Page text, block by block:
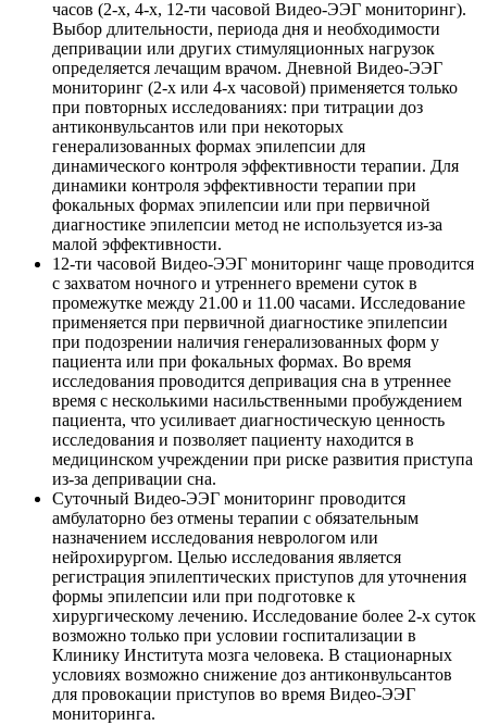
часов (2-х, 4-х, 12-ти часовой Видео-ЭЭГ мониторинг).
Выбор длительности, периода дня и необходимости
депривации или других стимуляционных нагрузок
определяется лечащим врачом. Дневной Видео-ЭЭГ
мониторинг (2-х или 4-х часовой) применяется только
при повторных исследованиях: при титрации доз
антиконвульсантов или при некоторых
генерализованных формах эпилепсии для
динамического контроля эффективности терапии. Для
динамики контроля эффективности терапии при
фокальных формах эпилепсии или при первичной
диагностике эпилепсии метод не используется из-за
малой эффективности.
12-ти часовой Видео-ЭЭГ мониторинг чаще проводится
с захватом ночного и утреннего времени суток в
промежутке между 21.00 и 11.00 часами. Исследование
применяется при первичной диагностике эпилепсии
при подозрении наличия генерализованных форм у
пациента или при фокальных формах. Во время
исследования проводится депривация сна в утреннее
время с несколькими насильственными пробуждением
пациента, что усиливает диагностическую ценность
исследования и позволяет пациенту находится в
медицинском учреждении при риске развития приступа
из-за депривации сна.
Суточный Видео-ЭЭГ мониторинг проводится
амбулаторно без отмены терапии с обязательным
назначением исследования неврологом или
нейрохирургом. Целью исследования является
регистрация эпилептических приступов для уточнения
формы эпилепсии или при подготовке к
хирургическому лечению. Исследование более 2-х суток
возможно только при условии госпитализации в
Клинику Института мозга человека. В стационарных
условиях возможно снижение доз антиконвульсантов
для провокации приступов во время Видео-ЭЭГ
мониторинга.